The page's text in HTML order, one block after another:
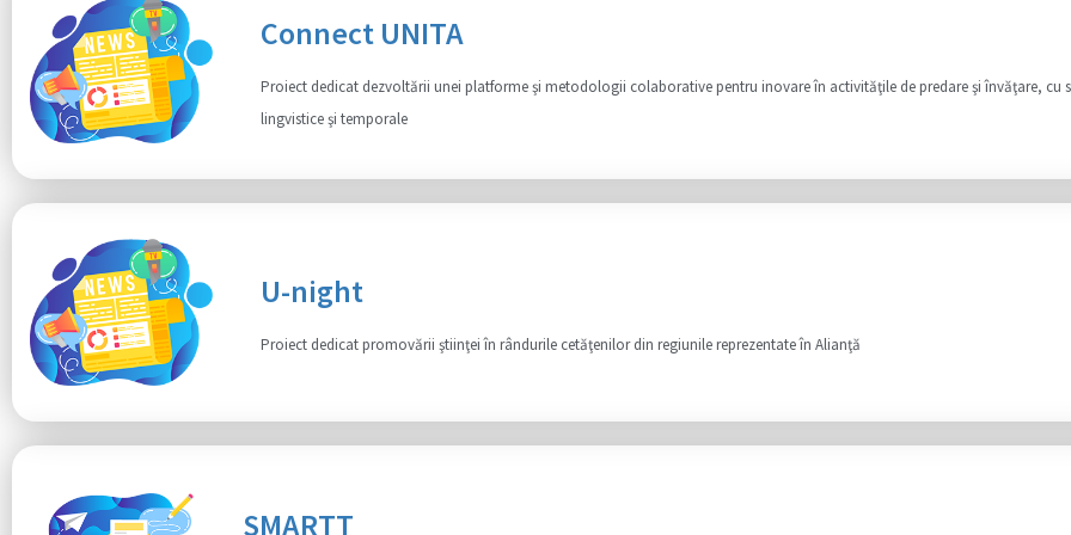
Connect UNITA
Proiect dedicat dezvoltării unei platforme şi metodologii colaborative pentru inovare în activităţile de predare şi învăţare, cu
lingvistice şi temporale
U-night
Proiect dedicat promovării ştiinţei în rândurile cetăţenilor din regiunile reprezentate în Alianţă
SMARTT